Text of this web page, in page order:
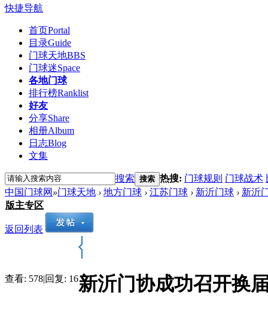
快捷导航
首页Portal
目录Guide
门球天地BBS
门球迷Space
各地门球
排行榜Ranklist
好友
分享Share
相册Album
日志Blog
文集
搜索 搜索 热搜: 门球规则 门球战术
中国门球网 »门球天地 › 地方门球 › 江苏门球 › 新沂门球 › 新沂
版主专区
返回列表
查看: 578|回复: 16新沂门协成功召开换